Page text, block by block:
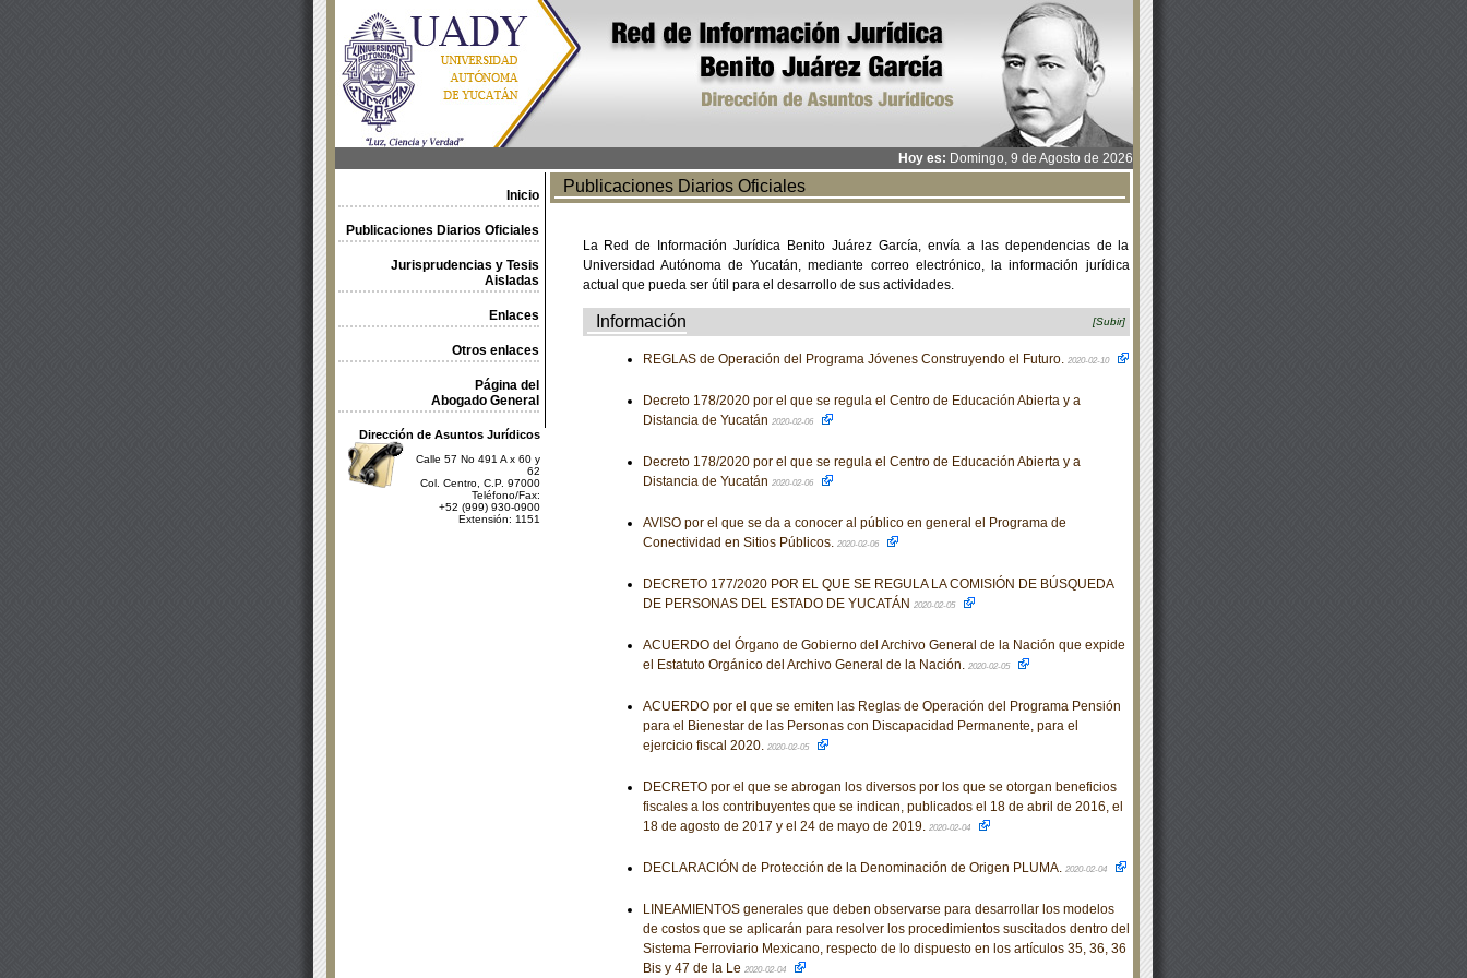
Hoy es: Domingo, 9 de Agosto de 2026
Inicio
Publicaciones Diarios Oficiales
Jurisprudencias y Tesis
Aisladas
Enlaces
Otros enlaces
Página del
Abogado General
Dirección de Asuntos Jurídicos
Calle 57 No 491 A x 60 y
62
Col. Centro, C.P. 97000
Teléfono/Fax:
+52 (999) 930-0900
Extensión: 1151
Publicaciones Diarios Oficiales
La Red de Información Jurídica Benito Juárez García, envía a las dependencias de la
Universidad Autónoma de Yucatán, mediante correo electrónico, la información jurídica
actual que pueda ser útil para el desarrollo de sus actividades.
Información [Subir]
REGLAS de Operación del Programa Jóvenes Construyendo el Futuro. 2020-02-10
Decreto 178/2020 por el que se regula el Centro de Educación Abierta y a
Distancia de Yucatán 2020-02-06
Decreto 178/2020 por el que se regula el Centro de Educación Abierta y a
Distancia de Yucatán 2020-02-06
AVISO por el que se da a conocer al público en general el Programa de
Conectividad en Sitios Públicos. 2020-02-06
DECRETO 177/2020 POR EL QUE SE REGULA LA COMISIÓN DE BÚSQUEDA
DE PERSONAS DEL ESTADO DE YUCATÁN 2020-02-05
ACUERDO del Órgano de Gobierno del Archivo General de la Nación que expide
el Estatuto Orgánico del Archivo General de la Nación. 2020-02-05
ACUERDO por el que se emiten las Reglas de Operación del Programa Pensión
para el Bienestar de las Personas con Discapacidad Permanente, para el
ejercicio fiscal 2020. 2020-02-05
DECRETO por el que se abrogan los diversos por los que se otorgan beneficios
fiscales a los contribuyentes que se indican, publicados el 18 de abril de 2016, el
18 de agosto de 2017 y el 24 de mayo de 2019. 2020-02-04
DECLARACIÓN de Protección de la Denominación de Origen PLUMA. 2020-02-04
LINEAMIENTOS generales que deben observarse para desarrollar los modelos
de costos que se aplicarán para resolver los procedimientos suscitados dentro del
Sistema Ferroviario Mexicano, respecto de lo dispuesto en los artículos 35, 36, 36
Bis y 47 de la Le 2020-02-04